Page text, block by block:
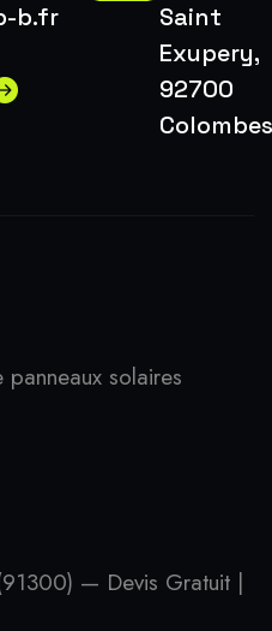
b.fr
Saint
Exupery,
92700
Colombes
panneaux solaires
— Devis Gratuit |